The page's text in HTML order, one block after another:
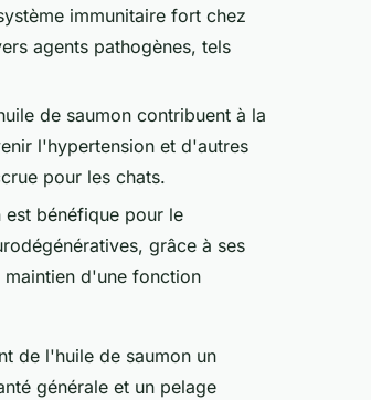
immunitaire fort chez
agents pathogènes, tels
de saumon contribuent à la
l'hypertension et d'autres
pour les chats.
est bénéfique pour le
grâce à ses
d'une fonction
de l'huile de saumon un
générale et un pelage